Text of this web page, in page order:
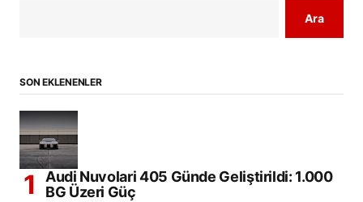
Ara
SON EKLENENLER
Audi Nuvolari 405 Günde Geliştirildi: 1.000
BG Üzeri Güç